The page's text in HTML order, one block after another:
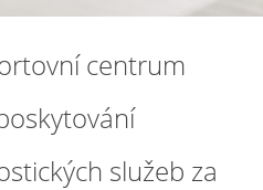
centrum
služeb za